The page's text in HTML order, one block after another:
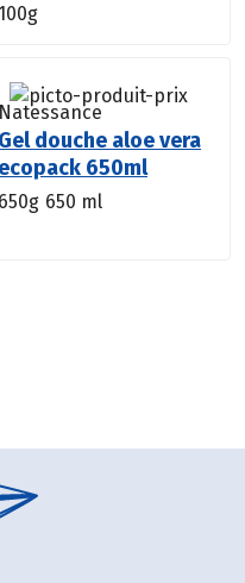
100g
Natessance
Gel douche aloe vera
ecopack 650ml
650g 650 ml